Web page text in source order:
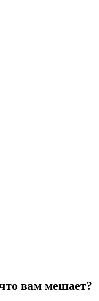
вам мешает?